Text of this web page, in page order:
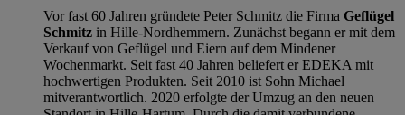
Vor fast 60 Jahren gründete Peter Schmitz die Firma Geflügel
Schmitz in Hille-Nordhemmern. Zunächst begann er mit dem
Verkauf von Geflügel und Eiern auf dem Mindener
Wochenmarkt. Seit fast 40 Jahren beliefert er EDEKA mit
hochwertigen Produkten. Seit 2010 ist Sohn Michael
mitverantwortlich. 2020 erfolgte der Umzug an den neuen